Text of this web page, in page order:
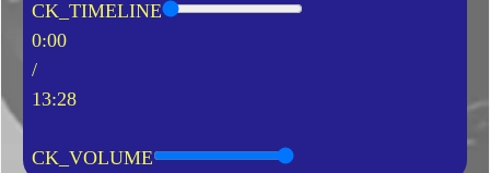
CK_TIMELINE
0:00
/
13:28
CK_VOLUME